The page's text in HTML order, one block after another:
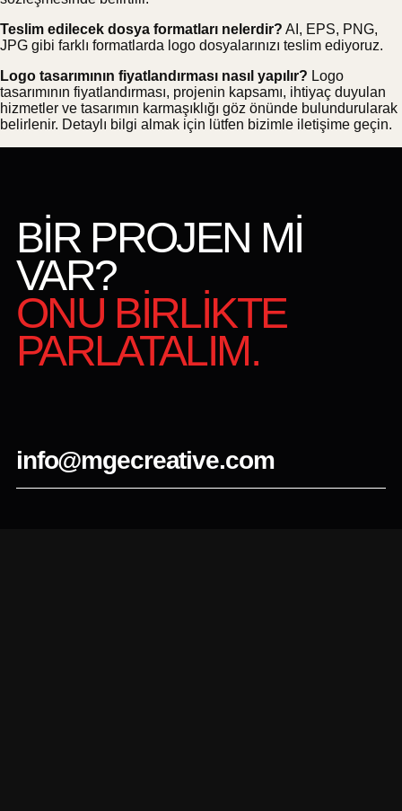
Teslim edilecek dosya formatları nelerdir? AI, EPS, PNG,
JPG gibi farklı formatlarda logo dosyalarınızı teslim ediyoruz.
Logo tasarımının fiyatlandırması nasıl yapılır? Logo
tasarımının fiyatlandırması, projenin kapsamı, ihtiyaç duyulan
hizmetler ve tasarımın karmaşıklığı göz önünde bulundurularak
belirlenir. Detaylı bilgi almak için lütfen bizimle iletişime geçin.
BİR PROJEN Mİ
VAR?
ONU BİRLİKTE
PARLATALIM.
info@mgecreative.com